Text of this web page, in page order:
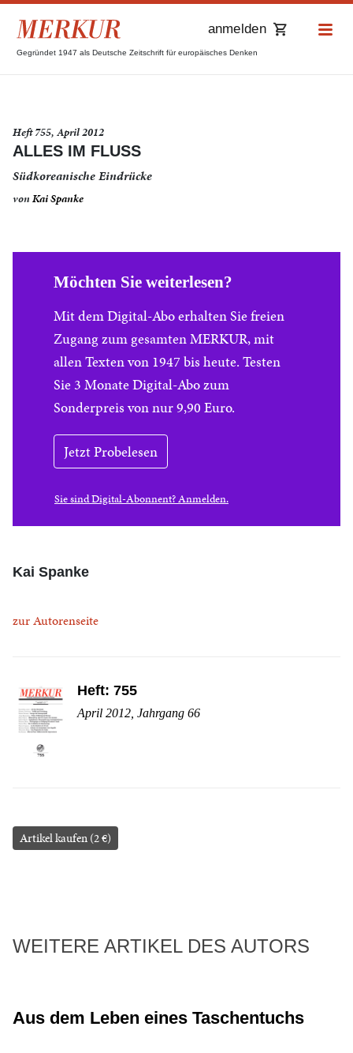
Gegründet 1947 als Deutsche Zeitschrift für europäisches Denken
anmelden
Heft 755, April 2012
ALLES IM FLUSS
Südkoreanische Eindrücke
vonKai Spanke
Möchten Sie weiterlesen?
Mit dem Digital-Abo erhalten Sie freien
Zugang zum gesamten MERKUR, mit
allen Texten von 1947 bis heute. Testen
Sie 3 Monate Digital-Abo zum
Sonderpreis von nur 9,90 Euro.
Jetzt Probelesen
Sie sind Digital-Abonnent? Anmelden.
Kai Spanke
zur Autorenseite
Heft: 755
April 2012, Jahrgang 66
Artikel kaufen (2 €)
WEITERE ARTIKEL DES AUTORS
Aus dem Leben eines Taschentuchs